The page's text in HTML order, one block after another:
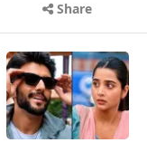
Share